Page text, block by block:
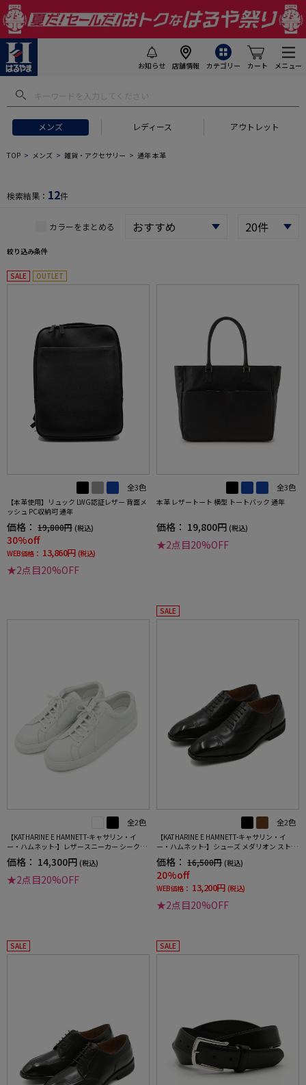
お知らせ 店舗情報 カテゴリー カート メニュー
メンズ レディース アウトレット
フトにおすすめ #セットアップ スーツ
TOP メンズ 雑貨・アクセサリー 通年 本革
検索結果： 12件
カラーをまとめる
絞り込み条件
SALE OUTLET
全3色
【本革使用】リュック LWG認証レザー 背面メ
ッシュ PC収納可 通年
価格： 19,800円 (税込)
30%off
WEB価格： 13,860円 (税込)
★2点目20%OFF
全3色
本革 レザートート 横型 トートバック 通年
価格： 19,800円 (税込)
★2点目20%OFF
全2色
【KATHARINE E HAMNETT-キャサリン・イ
ー・ハムネット-】レザースニーカー シークレ
ットヒール 本革 軽量 シューズ 通年
価格： 14,300円 (税込)
★2点目20%OFF
SALE
全2色
【KATHARINE E HAMNETT-キャサリン・イ
ー・ハムネット-】シューズ メダリオン ストレ
ートチップ 本革 靴紐付き 無地 通年
価格： 16,500円 (税込)
20%off
WEB価格： 13,200円 (税込)
★2点目20%OFF
SALE SALE